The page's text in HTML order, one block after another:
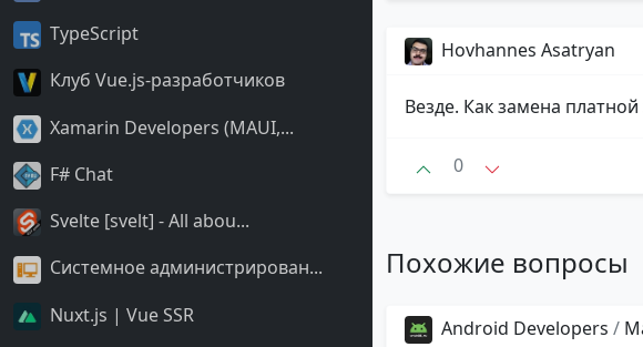
TypeScript
Клуб Vue.js-разработчиков
Xamarin Developers (MAUI,...
F# Chat
Svelte [svelt] - All abou...
Системное администрирован...
Nuxt.js | Vue SSR
Hovhannes Asatryan
Везде. Как замена
0
Похожие вопросы
Android Developers /